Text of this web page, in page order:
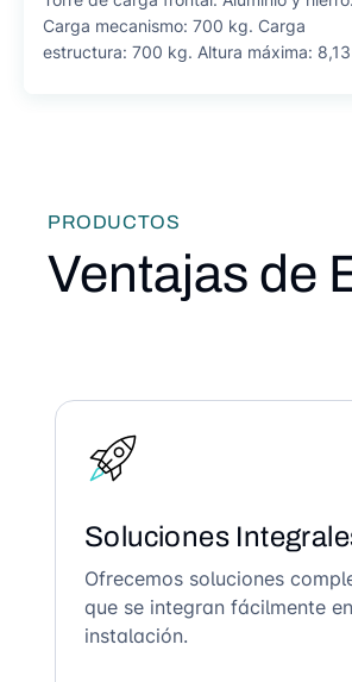
Carga mecanismo: 700 kg. Carga
estructura: 700 kg. Altura máxima:
PRODUCTOS
Ventajas de
Soluciones
Ofrecemos soluciones
que se integran fácilmente
instalación.